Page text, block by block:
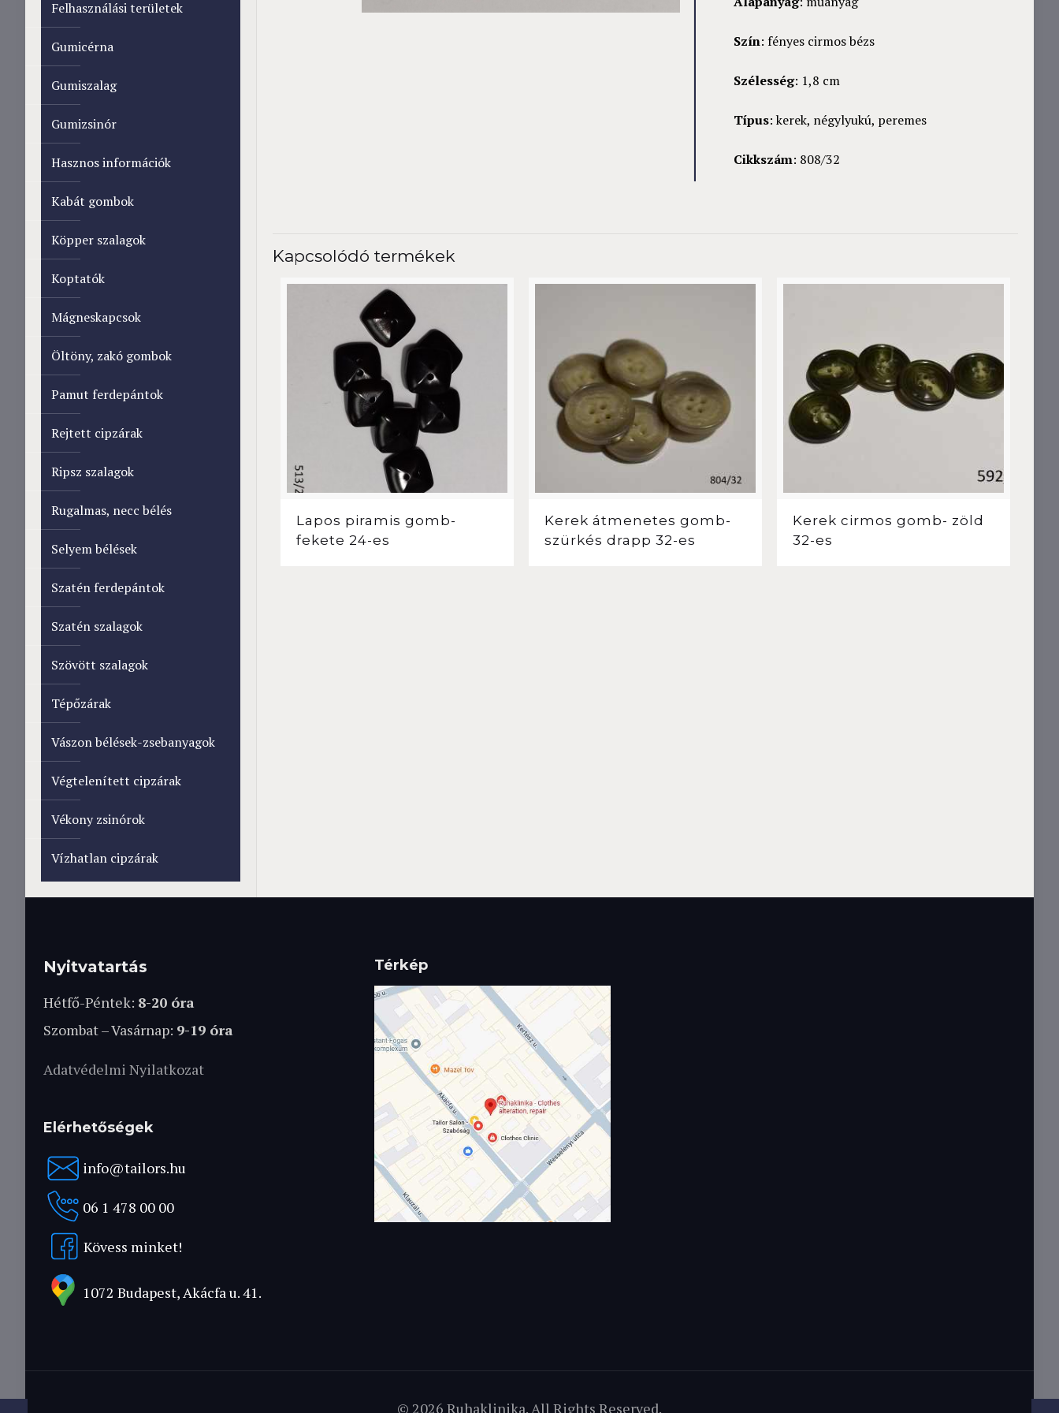
Szín: fényes cirmos bézs
Szélesség: 1,8 cm
Típus: kerek, négylyukú, peremes
Cikkszám: 808/32
Kapcsolódó termékek
Lapos piramis gomb-
fekete 24-es
Kerek átmenetes gomb-
szürkés drapp 32-es
Kerek cirmos gomb- zöld
32-es
Felhasználási területek
Gumicérna
Gumiszalag
Gumizsinór
Hasznos információk
Kabát gombok
Köpper szalagok
Koptatók
Mágneskapcsok
Öltöny, zakó gombok
Pamut ferdepántok
Rejtett cipzárak
Ripsz szalagok
Rugalmas, necc bélés
Selyem bélések
Szatén ferdepántok
Szatén szalagok
Szövött szalagok
Tépőzárak
Vászon bélések-zsebanyagok
Végtelenített cipzárak
Vékony zsinórok
Vízhatlan cipzárak
Nyitvatartás
Hétfő-Péntek: 8-20 óra
Szombat – Vasárnap: 9-19 óra
Adatvédelmi Nyilatkozat
Elérhetőségek
info@tailors.hu
06 1 478 00 00
Kövess minket!
1072 Budapest, Akácfa u. 41.
Térkép
© 2026 Ruhaklinika. All Rights Reserved.